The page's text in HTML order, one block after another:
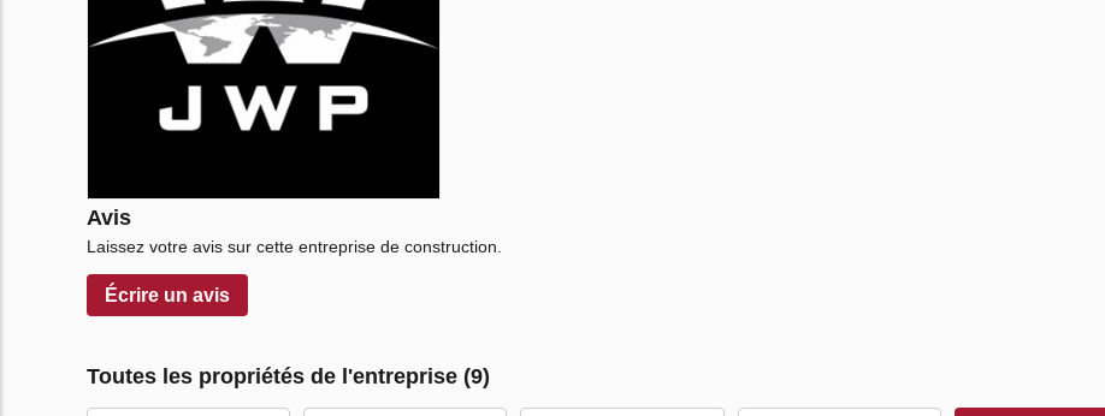
Avis
Laissez votre avis sur cette entreprise de construction.
Écrire un avis
Toutes les propriétés de l'entreprise (9)